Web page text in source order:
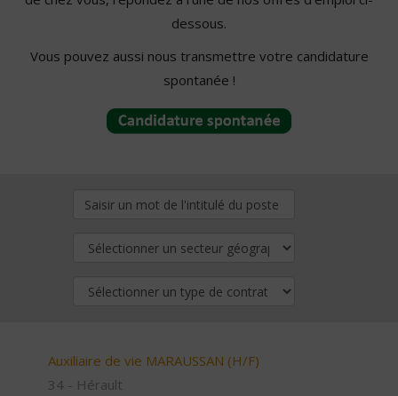
dessous.
Vous pouvez aussi nous transmettre votre candidature
spontanée !
Auxiliaire de vie MARAUSSAN (H/F)
34 - Hérault